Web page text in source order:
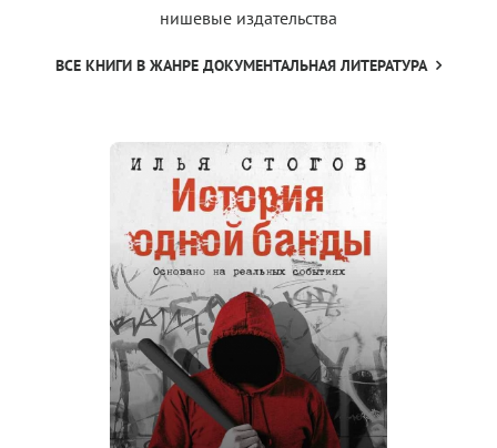
нишевые издательства
ВСЕ КНИГИ В ЖАНРЕ ДОКУМЕНТАЛЬНАЯ ЛИТЕРАТУРА